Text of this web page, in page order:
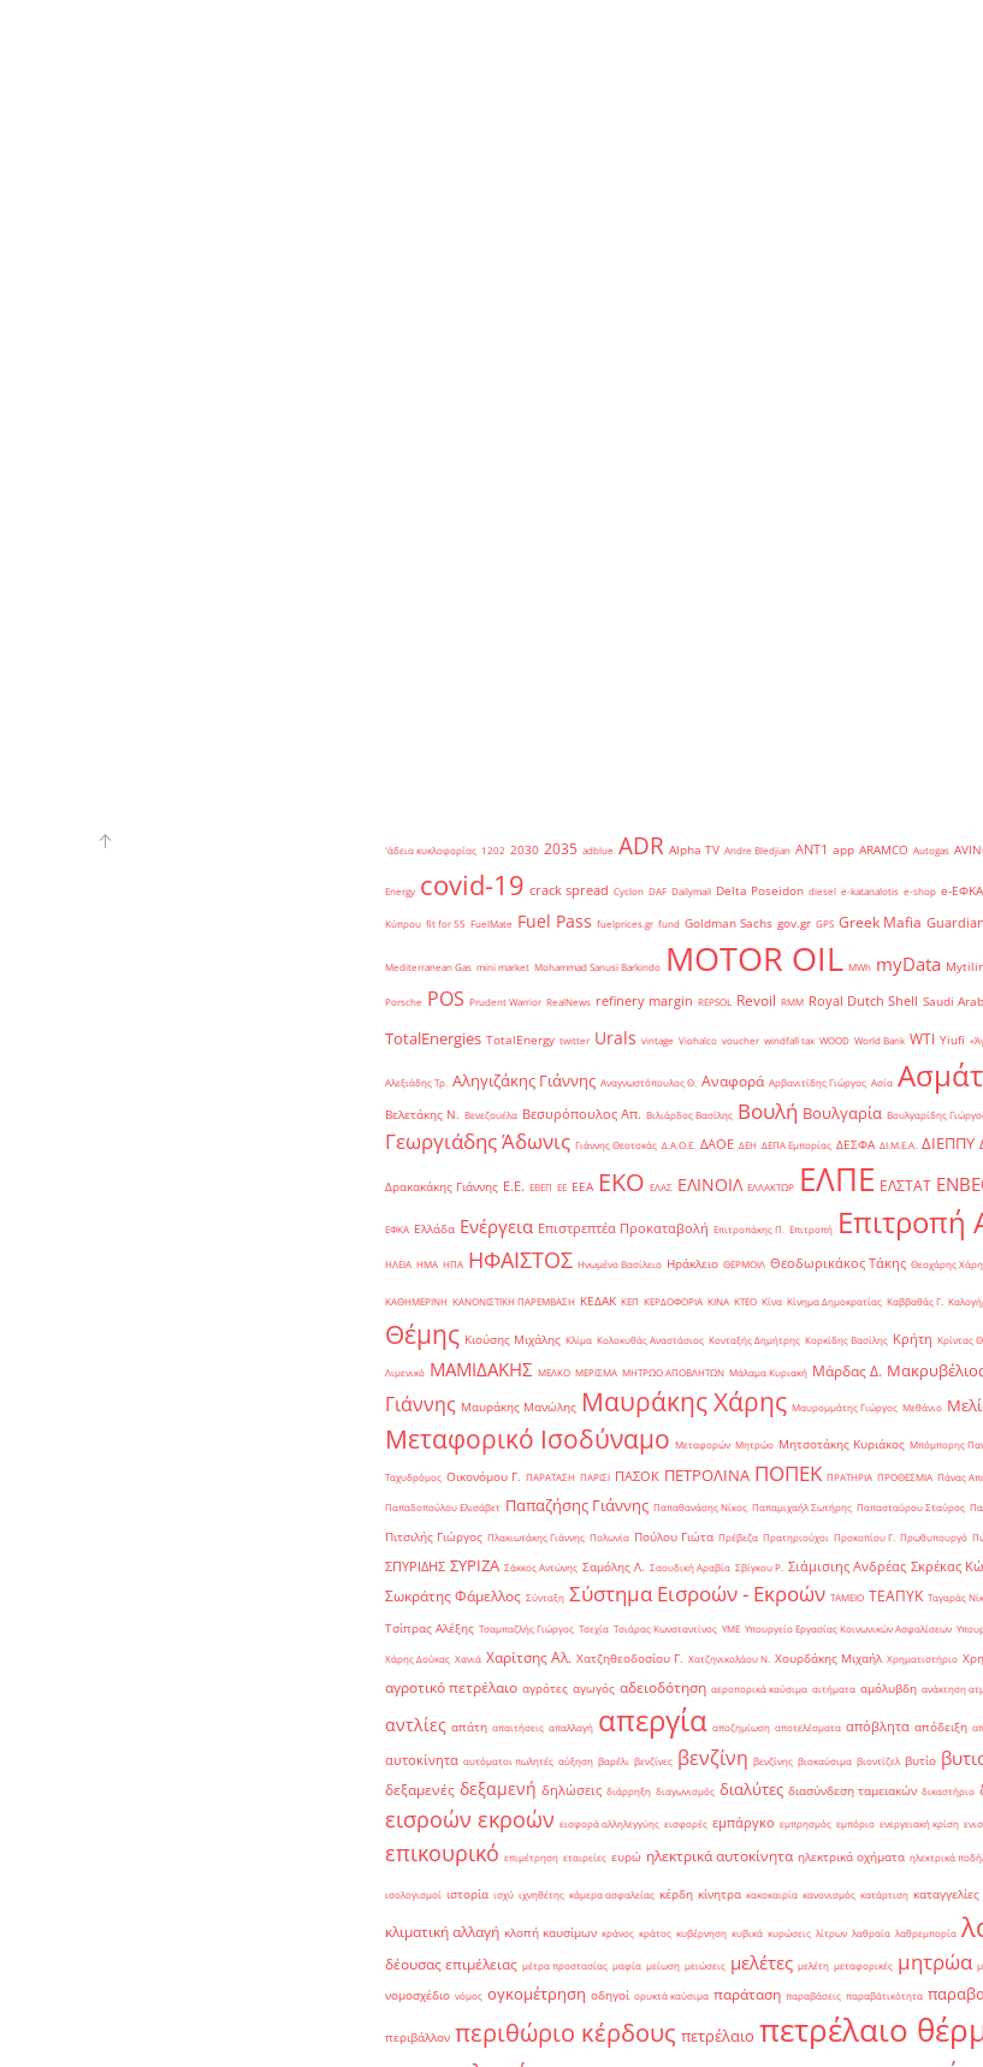
'άδεια κυκλοφορίας 1202 2030 2035 adblue ADR Alpha TV Andre Bledjian ANT1 app ARAMCO Autogas
Energy covid-19 crack spread Cyclon DAF Dailymail Delta Poseidon diesel e-katanalotis e-shop e-ΕΦΚΑ
Κύπρου fit for 55 FuelMate Fuel Pass fuelprices.gr fund Goldman Sachs gov.gr GPS Greek Mafia Guardian
Mediterranean Gas mini market Mohammad Sanusi Barkindo MOTOR OIL MWh myData
Porsche POS Prudent Warrior RealNews refinery margin REPSOL Revoil RMM Royal Dutch Shell Saudi
TotalEnergies TotalEnergy twitter Urals vintage Viohalco voucher windfall tax WOOD World Bank WTI Yiufi
Αλεξιάδης Τρ. Αληγιζάκης Γιάννης Αναγνωστόπουλος Θ. Αναφορά Αρβανιτίδης Γιώργος Ασία
Βελετάκης Ν. Βενεζουέλα Βεσυρόπουλος Απ. Βιλιάρδος Βασίλης Βουλή Βουλγαρία Βουλγαρίδης
Γεωργιάδης Άδωνις Γιάννης Θεοτοκάς Δ.Α.Ο.Ε. ΔΑΟΕ ΔΕΗ ΔΕΠΑ Εμπορίας ΔΕΣΦΑ ΔΙ.Μ.Ε.Α. ΔΙΕΠΠΥ
Δρακακάκης Γιάννης Ε.Ε. ΕΒΕΠ ΕΕ ΕΕΑ ΕΚΟ ΕΛΑΣ ΕΛΙΝΟΙΛ ΕΛΛΑΚΤΩΡ ΕΛΠΕ ΕΛΣΤΑΤ
ΕΦΚΑ Ελλάδα Ενέργεια Επιστρεπτέα Προκαταβολή Επιτροπάκης Π. Επιτροπή Επιτροπή
ΗΛΕΙΑ ΗΜΑ ΗΠΑ ΗΦΑΙΣΤΟΣ Ηνωμένο Βασίλειο Ηράκλειο ΘΕΡΜΟΙΛ Θεοδωρικάκος Τάκης Θεοχάρης
ΚΑΘΗΜΕΡΙΝΗ ΚΑΝΟΝΙΣΤΙΚΗ ΠΑΡΕΜΒΑΣΗ ΚΕΔΑΚ ΚΕΠ ΚΕΡΔΟΦΟΡΙΑ ΚΙΝΑ ΚΤΕΟ Κίνα Κίνημα Δημοκρατίας Καββαθάς Γ.
Θέμης Κιούσης Μιχάλης Κλίμα Κολοκυθάς Αναστάσιος Κονταξής Δημήτρης Κορκίδης Βασίλης Κρήτη Κρίντας Θ.
Λιμενικό ΜΑΜΙΔΑΚΗΣ ΜΕΛΚΟ ΜΕΡΙΣΜΑ ΜΗΤΡΩΟ ΑΠΟΒΛΗΤΩΝ Μάλαμα Κυριακή Μάρδας Δ.
Γιάννης Μαυράκης Μανώλης Μαυράκης Χάρης Μαυρομμάτης Γιώργος Μεθάνιο
Μεταφορικό Ισοδύναμο Μεταφορών Μητρώο Μητσοτάκης Κυριάκος Μπόμπορης
Ταχυδρόμος Οικονόμου Γ. ΠΑΡΑΤΑΣΗ ΠΑΡΙΣΙ ΠΑΣΟΚ ΠΕΤΡΟΛΙΝΑ ΠΟΠΕΚ ΠΡΑΤΗΡΙΑ ΠΡΟΘΕΣΜΙΑ Πάνας
Παπαδοπούλου Ελισάβετ Παπαζήσης Γιάννης Παπαθανάσης Νίκος Παπαμιχαήλ Σωτήρης Παπασταύρου Σταύρος
Πιτσιλής Γιώργος Πλακιωτάκης Γιάννης Πολωνία Πούλου Γιώτα Πρέβεζα Πρατηριούχοι Προκοπίου Γ. Πρωθυπουργό
ΣΠΥΡΙΔΗΣ ΣΥΡΙΖΑ Σάκκος Αντώνης Σαμόλης Λ. Σαουδική Αραβία Σβίγκου Ρ. Σιάμισιης Ανδρέας Σκρέκας
Σωκράτης Φάμελλος Σύνταξη Σύστημα Εισροών - Εκροών ΤΑΜΕΙΟ ΤΕΑΠΥΚ Ταγαράς
Τσίπρας Αλέξης Τσαμπαζλής Γιώργος Τσεχία Τσιάρας Κωνσταντίνος ΥΜΕ Υπουργείο Εργασίας Κοινωνικών Ασφαλίσεων
Χάρης Δούκας Χανιά Χαρίτσης Αλ. Χατζηθεοδοσίου Γ. Χατζηνικολάου Ν. Χουρδάκης Μιχαήλ Χρηματιστήριο
αγροτικό πετρέλαιο αγρότες αγωγός αδειοδότηση αεροπορικά καύσιμα αιτήματα αμόλυβδη ανάκτηση
αντλίες απάτη απαιτήσεις απαλλαγή απεργία αποζημίωση αποτελέσματα απόβλητα απόδειξη
αυτοκίνητα αυτόματοι πωλητές αύξηση βαρέλι βενζίνες βενζίνη βενζίνης βιοκαύσιμα βιοντίζελ βυτίο
δεξαμενές δεξαμενή δηλώσεις διάρρηξη διαγωνισμός διαλύτες διασύνδεση ταμειακών δικαστήριο
εισροών εκροών εισφορά αλληλεγγύης εισφορές εμπάργκο εμπρησμός εμπόριο ενεργειακή κρίση
επικουρικό επιμέτρηση εταιρείες ευρώ ηλεκτρικά αυτοκίνητα ηλεκτρικά οχήματα ηλεκτρικά
ισολογισμοί ιστορία ισχύ ιχνηθέτης κάμερα ασφαλείας κέρδη κίνητρα κακοκαιρία κανονισμός κατάρτιση καταγγελίες
κλιματική αλλαγή κλοπή καυσίμων κράνος κράτος κυβέρνηση κυβικά κυρώσεις λίτρων λαθραία λαθρεμπορία
δέουσας επιμέλειας μέτρα προστασίας μαφία μείωση μειώσεις μελέτες μελέτη μεταφορικές μητρώα
νομοσχέδιο νόμος ογκομέτρηση οδηγοί ορυκτά καύσιμα παράταση παραβάσεις παραβάτικότητα
περιβάλλον περιθώριο κέρδους πετρέλαιο πετρέλαιο